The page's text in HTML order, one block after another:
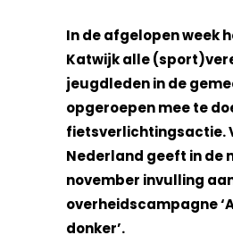
In de afgelopen week
Katwijk alle
jeugdleden in de
opgeroepen mee te
fietsverlichtingsactie.
Nederland geeft in de
november invulling
overheidscampagne
donker’.